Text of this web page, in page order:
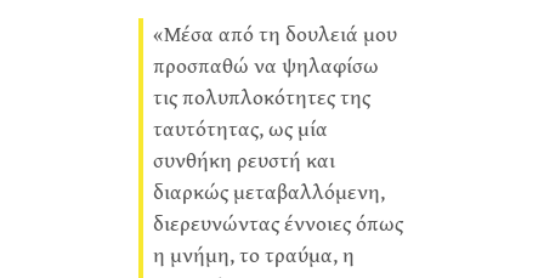
«Μέσα από τη δουλειά μου
προσπαθώ να ψηλαφίσω
τις πολυπλοκότητες της
ταυτότητας, ως μία
συνθήκη ρευστή και
διαρκώς μεταβαλλόμενη,
διερευνώντας έννοιες όπως
η μνήμη, το τραύμα, η